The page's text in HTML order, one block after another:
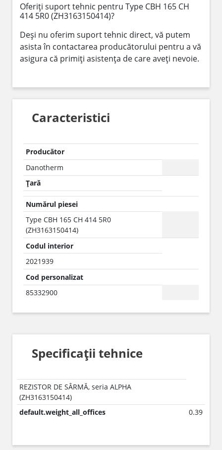
Oferiți suport tehnic pentru Type CBH 165 CH
414 5R0 (ZH3163150414)?
Deși nu oferim suport tehnic direct, vă putem
asista în contactarea producătorului pentru a vă
asigura că primiți asistența de care aveți nevoie.
Caracteristici
Producător
Danotherm
Țară
Numărul piesei
Type CBH 165 CH 414 5R0
(ZH3163150414)
Codul interior
2021939
Cod personalizat
85332900
Specificații tehnice
REZISTOR DE SÂRMĂ, seria ALPHA
(ZH3163150414)
default.weight_all_offices
0.39